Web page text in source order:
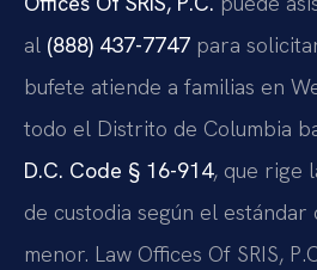
al (888) 437-7747 para
bufete atiende a familias en
todo el Distrito de Columbia
D.C. Code § 16-914, que rige
de custodia según el
menor. Law Offices Of SRIS,